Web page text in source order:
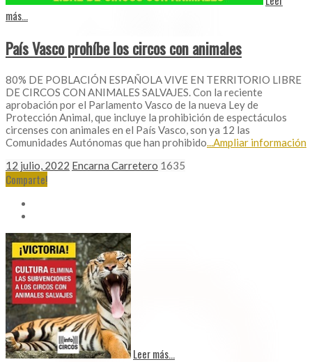
más...
País Vasco prohíbe los circos con animales
80% DE POBLACIÓN ESPAÑOLA VIVE EN TERRITORIO LIBRE
DE CIRCOS CON ANIMALES SALVAJES. Con la reciente
aprobación por el Parlamento Vasco de la nueva Ley de
Protección Animal, que incluye la prohibición de espectáculos
circenses con animales en el País Vasco, son ya 12 las
Comunidades Autónomas que han prohibido...Ampliar información
12 julio, 2022 Encarna Carretero 1635
Comparte!
Leer más...